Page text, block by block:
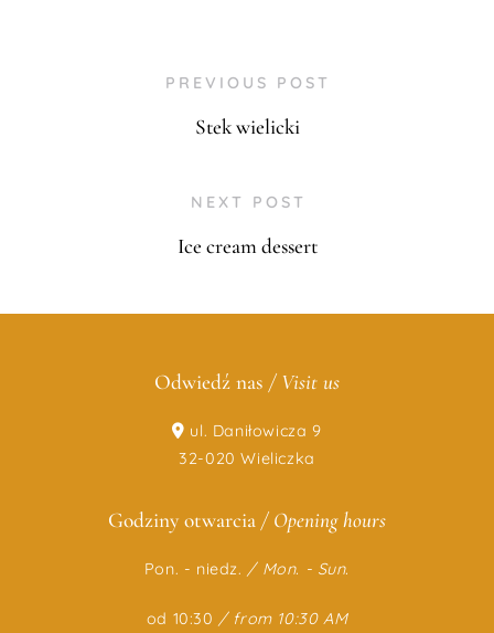
PREVIOUS POST
Stek wielicki
NEXT POST
Ice cream dessert
Odwiedź nas / Visit us
ul. Daniłowicza 9
32-020 Wieliczka
Godziny otwarcia / Opening hours
Pon. - niedz. / Mon. - Sun.
od 10:30 / from 10:30 AM